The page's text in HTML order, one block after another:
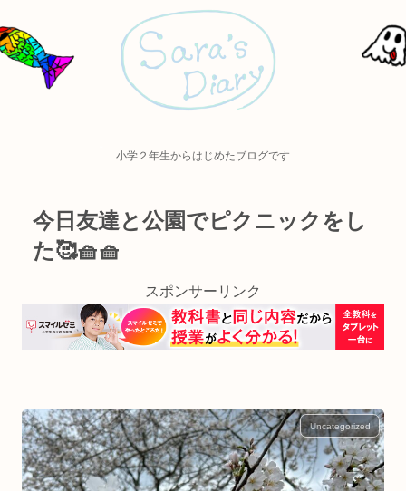
小学２年生からはじめたブログです
今日友達と公園でピクニックをし
た🥰🧺🧺
スポンサーリンク
Uncategorized